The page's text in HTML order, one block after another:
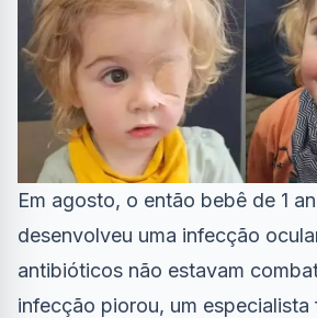
Em agosto, o então bebê de 1
desenvolveu uma infecção
antibióticos não estavam
infecção piorou, um especialista